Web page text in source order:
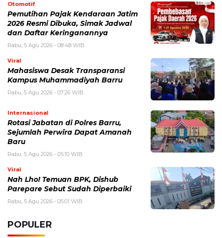
Otomotif
Pemutihan Pajak Kendaraan Jatim
2026 Resmi Dibuka, Simak Jadwal
dan Daftar Keringanannya
Rabu, 5 Agu 2026 - 08:48 WIB
Viral
Mahasiswa Desak Transparansi
Kampus Muhammadiyah Barru
Rabu, 5 Agu 2026 - 07:26 WIB
Internasional
Rotasi Jabatan di Polres Barru,
Sejumlah Perwira Dapat Amanah
Baru
Rabu, 5 Agu 2026 - 05:10 WIB
Viral
Nah Lho! Temuan BPK, Dishub
Parepare Sebut Sudah Diperbaiki
Rabu, 5 Agu 2026 - 05:01 WIB
POPULER